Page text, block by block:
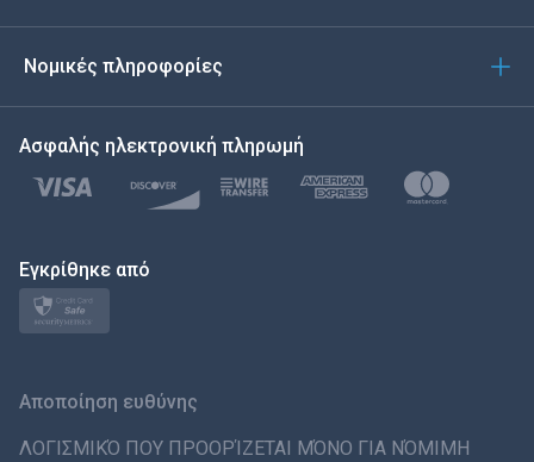
Türkçe
Polski
日本
ภาษาไทย
Νομικές πληροφορίες
Ασφαλής ηλεκτρονική πληρωμή
Εγκρίθηκε από
Αποποίηση ευθύνης
ΛΟΓΙΣΜΙΚΌ ΠΟΥ ΠΡΟΟΡΊΖΕΤΑΙ ΜΌΝΟ ΓΙΑ ΝΌΜΙΜΗ